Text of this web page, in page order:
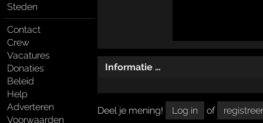
Steden
Contact
Crew
Vacatures
Donaties
Beleid
Help
Adverteren
Voorwaarden
Informatie …
Deel je mening! Log in of registreer